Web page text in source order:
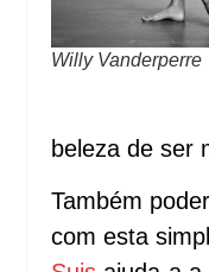
Willy Vanderperre
beleza de ser
Também
com esta